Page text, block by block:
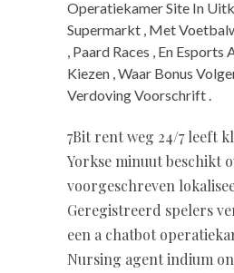
Operatiekamer Site In
Supermarkt , Met
, Paard Races , En Esports
Kiezen , Waar Bonus
Verdoving Voorschrift .
7Bit rent weg 24/7 leeft
Yorkse minuut beschikt
voorgeschreven
Geregistreerd spelers
een a chatbot
Nursing agent indium